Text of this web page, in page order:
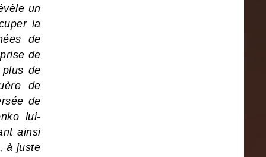
un
la
de
de
de
de
de
lui-
ainsi
à juste